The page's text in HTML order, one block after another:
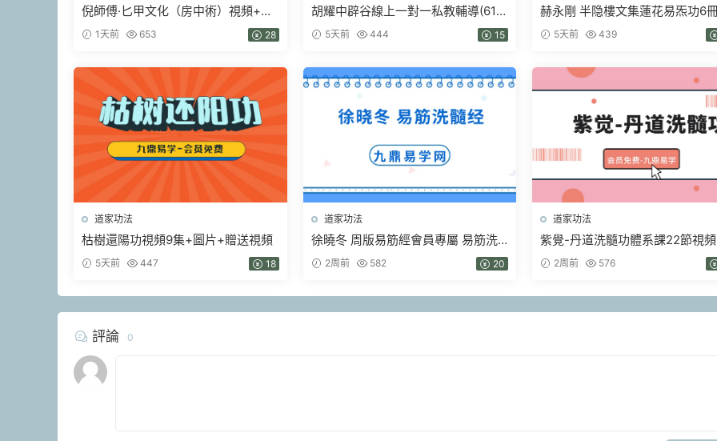
倪師傅·匕甲文化（房中術）視頻+課
件 1天前 653 28
胡耀中辟谷線上一對一私教輔導(61
節)視頻+音頻課
5天前 444 15
赫永剛 半隐樓文集蓮花易炁功6
錄音電子版pdf
5天前 439
道家功法
枯樹還陽功視頻9集+圖片+贈送視頻
5天前 447 18
道家功法
徐曉冬 周版易筋經會員專屬 易筋洗
髓經 視頻139集
2周前 582 20
道家功法
紫覺-丹道洗髓功體系課22節視
含帶練
2周前 576
評論 0